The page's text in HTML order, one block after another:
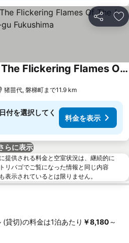
シェア お
Sweet V Slumber In The Flickering Flames Of The / Yama-gu Fukushima
猪苗代, 磐梯町まで11.9 km
付を選択してく
料金を表示
らに表示
提供される料金と空室状況は、継続的に
リバゴでご覧になった情報と同じ内容
表示されているとは限りません。
貸切)の料金は1泊あたり ‎￥8,180 ～